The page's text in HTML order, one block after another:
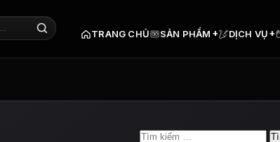
TRANG CHỦ SẢN PHẨM + DỊCH VỤ+
Tìm